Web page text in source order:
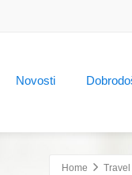
Novosti
Home Travel